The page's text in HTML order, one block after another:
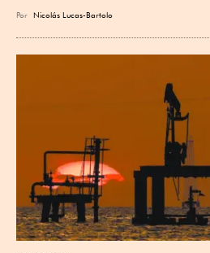
Por Nicolás Lucas-Bartolo